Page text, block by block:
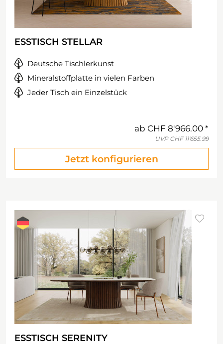
ESSTISCH STELLAR
Deutsche Tischlerkunst
Mineralstoffplatte in vielen Farben
Jeder Tisch ein Einzelstück
ab CHF 8'966.00
UVP CHF 11'655.99
Jetzt konfigurieren
ESSTISCH SERENITY